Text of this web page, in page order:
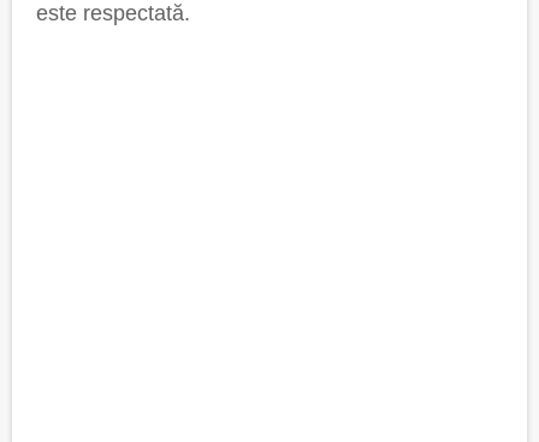
este respectată.